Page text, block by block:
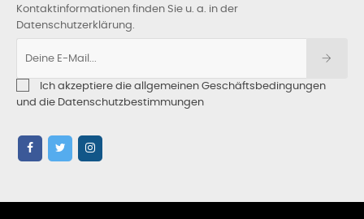
Kontaktinformationen finden Sie u. a. in der
Datenschutzerklärung.
Ich akzeptiere die allgemeinen Geschäftsbedingungen
und die Datenschutzbestimmungen